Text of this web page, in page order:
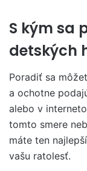
S kým sa
detských
Poradiť sa
a ochotne
alebo v
tomto smere
máte ten
vašu ratolesť.